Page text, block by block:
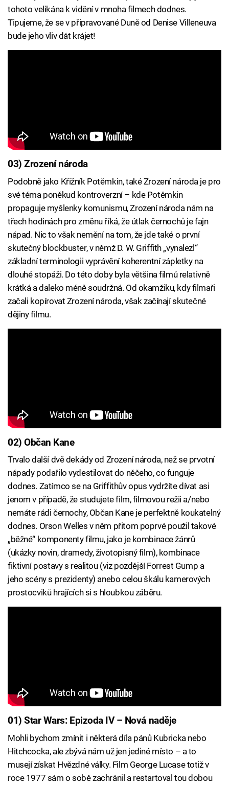
tohoto velikána k vidění v mnoha filmech dodnes.
Tipujeme, že se v připravované Duně od Denise Villeneuva
bude jeho vliv dát krájet!
03) Zrození národa
Podobně jako Křižník Potěmkin, také Zrození národa je pro
své téma poněkud kontroverzní – kde Potěmkin
propaguje myšlenky komunismu, Zrození národa nám na
třech hodinách pro změnu říká, že útlak černochů je fajn
nápad. Nic to však nemění na tom, že jde také o první
skutečný blockbuster, v němž D. W. Griffith „vynalezl“
základní terminologii vyprávění koherentní zápletky na
dlouhé stopáži. Do této doby byla většina filmů relativně
krátká a daleko méně soudržná. Od okamžiku, kdy filmaři
začali kopírovat Zrození národa, však začínají skutečné
dějiny filmu.
02) Občan Kane
Trvalo další dvě dekády od Zrození národa, než se prvotní
nápady podařilo vydestilovat do něčeho, co funguje
dodnes. Zatímco se na Griffithův opus vydržíte dívat asi
jenom v případě, že studujete film, filmovou režii a/nebo
nemáte rádi černochy, Občan Kane je perfektně koukatelný
dodnes. Orson Welles v něm přitom poprvé použil takové
„běžné“ komponenty filmu, jako je kombinace žánrů
(ukázky novin, dramedy, životopisný film), kombinace
fiktivní postavy s realitou (viz pozdější Forrest Gump a
jeho scény s prezidenty) anebo celou škálu kamerových
prostocviků hrajících si s hloubkou záběru.
01) Star Wars: Epizoda IV – Nová naděje
Mohli bychom zmínit i některá díla pánů Kubricka nebo
Hitchcocka, ale zbývá nám už jen jediné místo – a to
musejí získat Hvězdné války. Film George Lucase totiž v
roce 1977 sám o sobě zachránil a restartoval tou dobou